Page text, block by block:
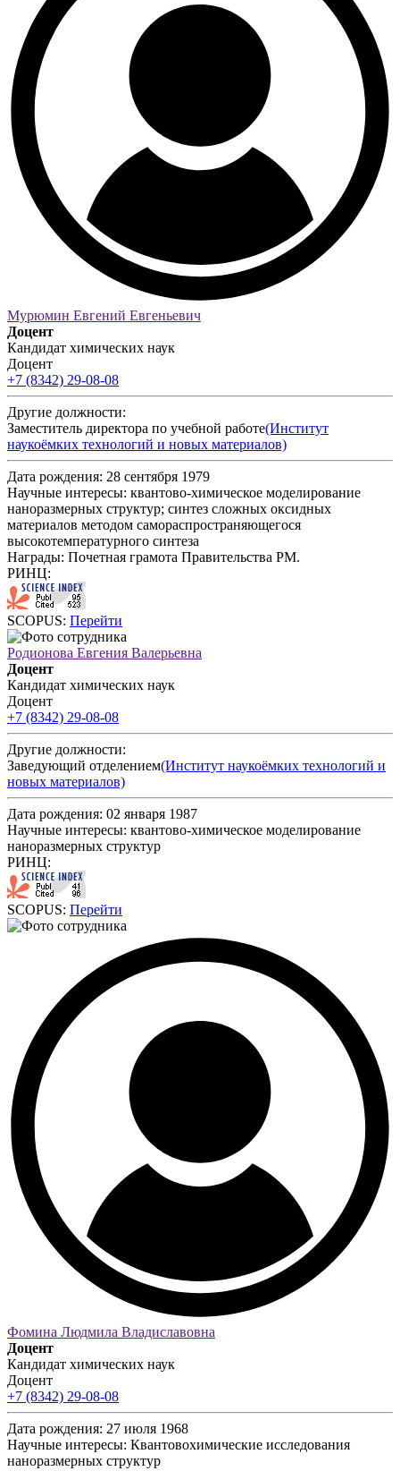
Мурюмин Евгений Евгеньевич
Доцент
Кандидат химических наук
Доцент
+7 (8342) 29-08-08
Другие должности:
Заместитель директора по учебной работе(Институт
наукоёмких технологий и новых материалов)
Дата рождения: 28 сентября 1979
Научные интересы: квантово-химическое моделирование
наноразмерных структур; синтез сложных оксидных
материалов методом самораспространяющегося
высокотемпературного синтеза
Награды: Почетная грамота Правительства РМ.
РИНЦ:
SCOPUS: Перейти
Родионова Евгения Валерьевна
Доцент
Кандидат химических наук
Доцент
+7 (8342) 29-08-08
Другие должности:
Заведующий отделением(Институт наукоёмких технологий и
новых материалов)
Дата рождения: 02 января 1987
Научные интересы: квантово-химическое моделирование
наноразмерных структур
РИНЦ:
SCOPUS: Перейти
Фомина Людмила Владиславовна
Доцент
Кандидат химических наук
Доцент
+7 (8342) 29-08-08
Дата рождения: 27 июля 1968
Научные интересы: Квантовохимические исследования
наноразмерных структур